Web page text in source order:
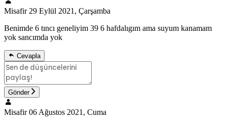
Misafir 29 Eylül 2021, Çarşamba
Benimde 6 tıncı geneliyim 39 6 hafdalıgım ama suyum kanamam
yok sancımda yok
Cevapla
Gönder
Misafir 06 Ağustos 2021, Cuma